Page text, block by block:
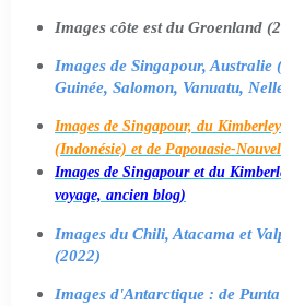
Images côte est du Groenland
Images de Singapour, Australie
Guinée, Salomon, Vanuatu,
Images de Singapour, du
(Indonésie) et de Papouasie-
Images de Singapour et du
voyage, ancien blog)
Images du Chili, Atacama et
(2022)
Images d'Antarctique : de